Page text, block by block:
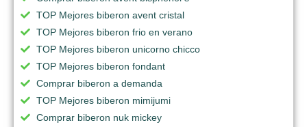
TOP Mejores biberon avent cristal
TOP Mejores biberon frio en verano
TOP Mejores biberon unicorno chicco
TOP Mejores biberon fondant
Comprar biberon a demanda
TOP Mejores biberon mimijumi
Comprar biberon nuk mickey